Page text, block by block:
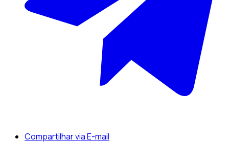
Compartilhar via E-mail